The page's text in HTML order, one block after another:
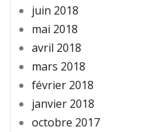
juin 2018
mai 2018
avril 2018
mars 2018
février 2018
janvier 2018
octobre 2017